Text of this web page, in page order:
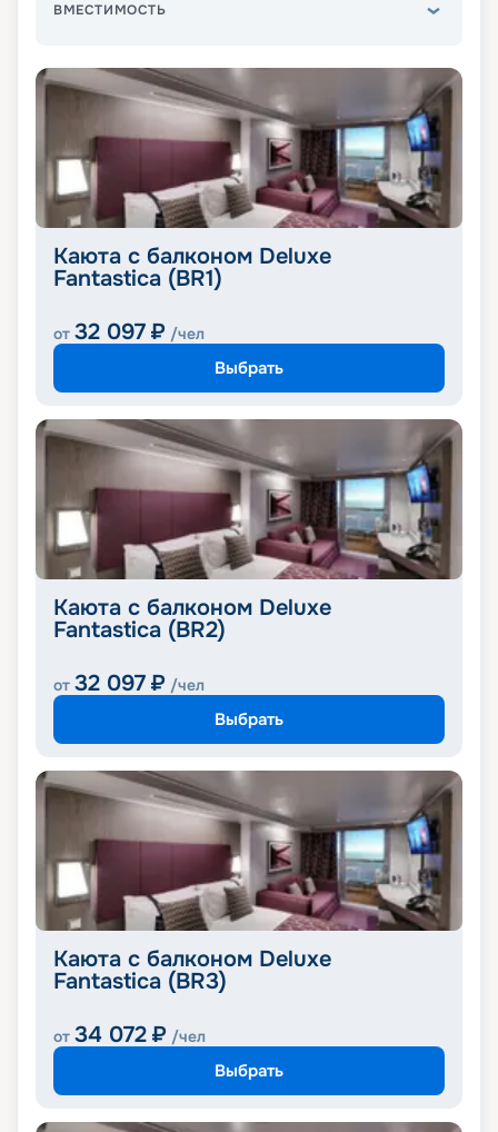
ВМЕСТИМОСТЬ
Каюта с балконом Deluxe
Fantastica (BR1)
от 32 097 ₽ /чел
Выбрать
Каюта с балконом Deluxe
Fantastica (BR2)
от 32 097 ₽ /чел
Выбрать
Каюта с балконом Deluxe
Fantastica (BR3)
от 34 072 ₽ /чел
Выбрать